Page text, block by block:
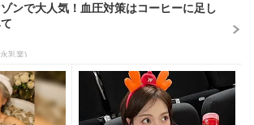
ンで大人気！血圧対策はコーヒーに足し
乳業)